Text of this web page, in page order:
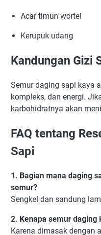
Acar timun wortel
Kerupuk udang
Kandungan Gizi
Semur daging sapi kaya
kompleks, dan energi.
karbohidratnya akan
FAQ tentang
Sapi
1. Bagian mana daging
semur?
Sengkel dan sandung
2. Kenapa semur daging
Karena dimasak dengan